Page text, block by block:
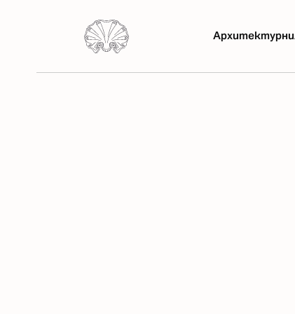
Архитектурни